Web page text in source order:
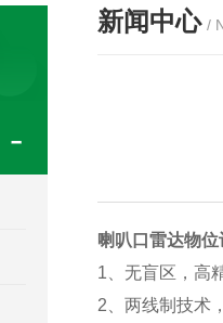
新闻中心 /
喇叭口雷达物位
1、无盲区，高
2、两线制技术